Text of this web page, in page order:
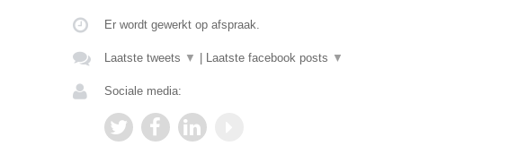
Er wordt gewerkt op afspraak.
Laatste tweets ▼ Laatste facebook posts ▼
Sociale media: